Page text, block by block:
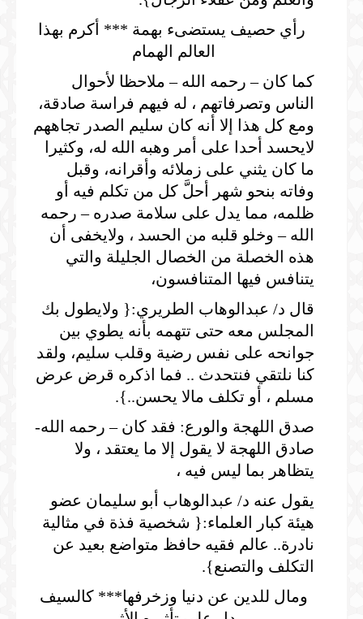
رأي حصيف يستضىء بهمة *** أكرم بهذا
العالم الهمام
كما كان – رحمه الله – ملاحظا لأحوال
الناس وتصرفاتهم ، له فيهم فراسة صادقة،
ومع كل هذا إلا أنه كان سليم الصدر تجاههم
لايحسد أحدا على أمر وهبه الله له، وكثيرا
ما كان يثني على زملائه وأقرانه، وقبل
وفاته بنحو شهر أحلَّ كل من تكلم فيه أو
ظلمه، مما يدل على سلامة صدره – رحمه
الله – وخلو قلبه من الحسد ، ولايخفى أن
هذه الخصلة من الخصال الجليلة والتي
يتنافس فيها المتنافسون،
قال د/ عبدالوهاب الطريري:{ ولايطول بك
المجلس معه حتى تتهمه بأنه يطوي بين
جوانحه على نفس رضية وقلب سليم، ولقد
كنا نلتقي فنتحدث .. فما اذكره قرض عرض
مسلم ، أو تكلف مالا يحسن..}.
صدق اللهجة والورع: فقد كان – رحمه الله-
صادق اللهجة لا يقول إلا ما يعتقد ، ولا
يتظاهر بما ليس فيه ،
يقول عنه د/ عبدالوهاب أبو سليمان عضو
هيئة كبار العلماء:{ شخصية فذة في مثالية
نادرة.. عالم فقيه حافظ متواضع بعيد عن
التكلف والتصنع}.
ومال للدين عن دنيا وزخرفها*** كالسيف